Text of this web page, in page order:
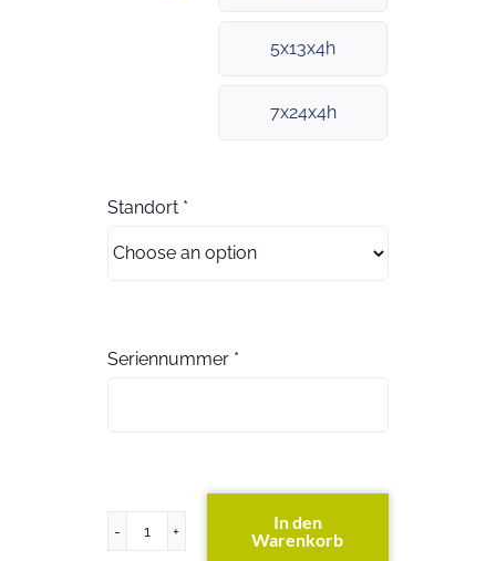
5x13x4h
7x24x4h
Standort *
Seriennummer *
ProLiant
In den
Warenkorb